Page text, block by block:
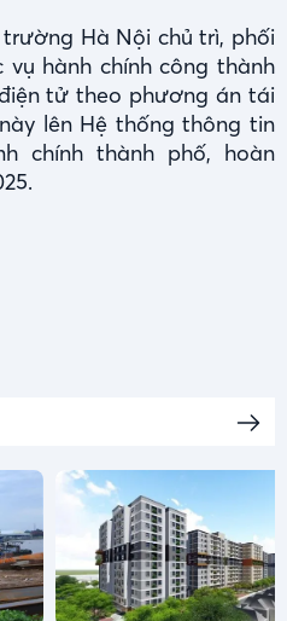
Hà Nội chủ trì, phối
vụ hành chính công thành
tử theo phương án tái
lên Hệ thống thông tin
chính thành phố, hoàn